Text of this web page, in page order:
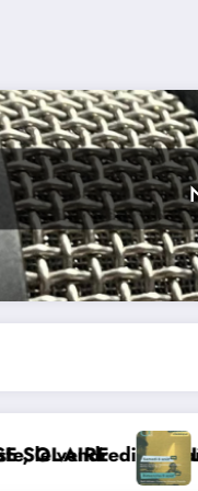
août 2026
Le 8 de